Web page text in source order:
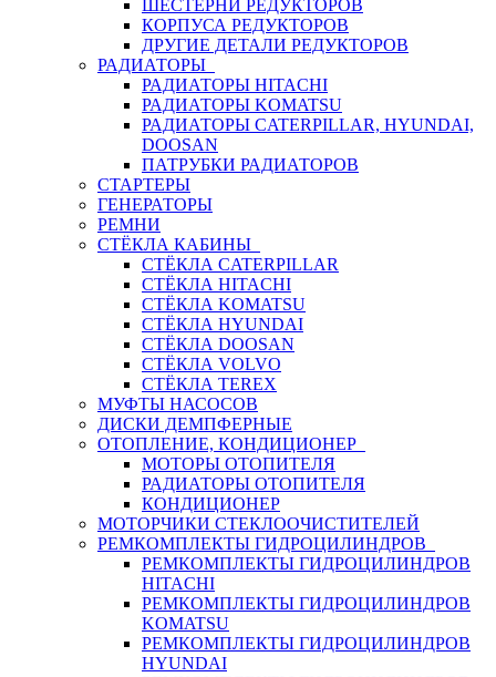
ШЕСТЕРНИ РЕДУКТОРОВ
КОРПУСА РЕДУКТОРОВ
ДРУГИЕ ДЕТАЛИ РЕДУКТОРОВ
РАДИАТОРЫ
РАДИАТОРЫ HITACHI
РАДИАТОРЫ KOMATSU
РАДИАТОРЫ CATERPILLAR, HYUNDAI,
DOOSAN
ПАТРУБКИ РАДИАТОРОВ
СТАРТЕРЫ
ГЕНЕРАТОРЫ
РЕМНИ
СТЁКЛА КАБИНЫ
СТЁКЛА CATERPILLAR
СТЁКЛА HITACHI
СТЁКЛА KOMATSU
СТЁКЛА HYUNDAI
СТЁКЛА DOOSAN
СТЁКЛА VOLVO
СТЁКЛА TEREX
МУФТЫ НАСОСОВ
ДИСКИ ДЕМПФЕРНЫЕ
ОТОПЛЕНИЕ, КОНДИЦИОНЕР
МОТОРЫ ОТОПИТЕЛЯ
РАДИАТОРЫ ОТОПИТЕЛЯ
КОНДИЦИОНЕР
МОТОРЧИКИ СТЕКЛООЧИСТИТЕЛЕЙ
РЕМКОМПЛЕКТЫ ГИДРОЦИЛИНДРОВ
РЕМКОМПЛЕКТЫ ГИДРОЦИЛИНДРОВ
HITACHI
РЕМКОМПЛЕКТЫ ГИДРОЦИЛИНДРОВ
KOMATSU
РЕМКОМПЛЕКТЫ ГИДРОЦИЛИНДРОВ
HYUNDAI